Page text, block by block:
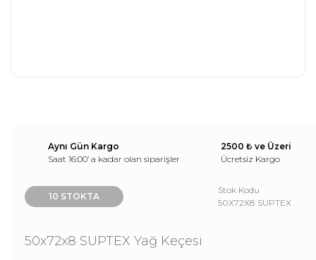
Aynı Gün Kargo
Saat 16:00’ a kadar olan siparişler
2500 ₺ ve Üzeri
Ücretsiz Kargo
10 STOKTA
Stok Kodu
50X72X8 SUPTEX
50x72x8 SUPTEX Yağ Keçesi